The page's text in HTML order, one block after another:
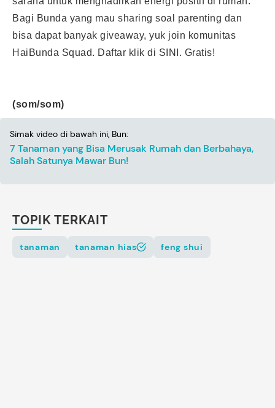
Bagi Bunda yang mau sharing soal parenting dan
bisa dapat banyak giveaway, yuk join komunitas
HaiBunda Squad. Daftar klik di SINI . Gratis!
(som/som)
Simak video di bawah ini, Bun:
7 Tanaman yang Bisa Merusak Rumah dan Berbahaya,
Salah Satunya Mawar Bun!
TOPIK TERKAIT
tanaman tanaman hias feng shui